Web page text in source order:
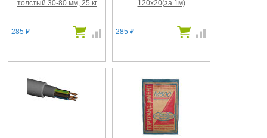
толстый 30-80 мм, 25 кг
285 ₽
120х20(за 1м)
285 ₽